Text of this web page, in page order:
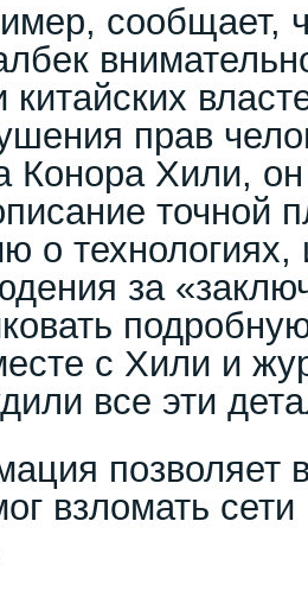
сообщает,
китайских
прав
Конора Хили,
точной
о технологиях,
за
с Хили и
все эти
позволяет
взломать